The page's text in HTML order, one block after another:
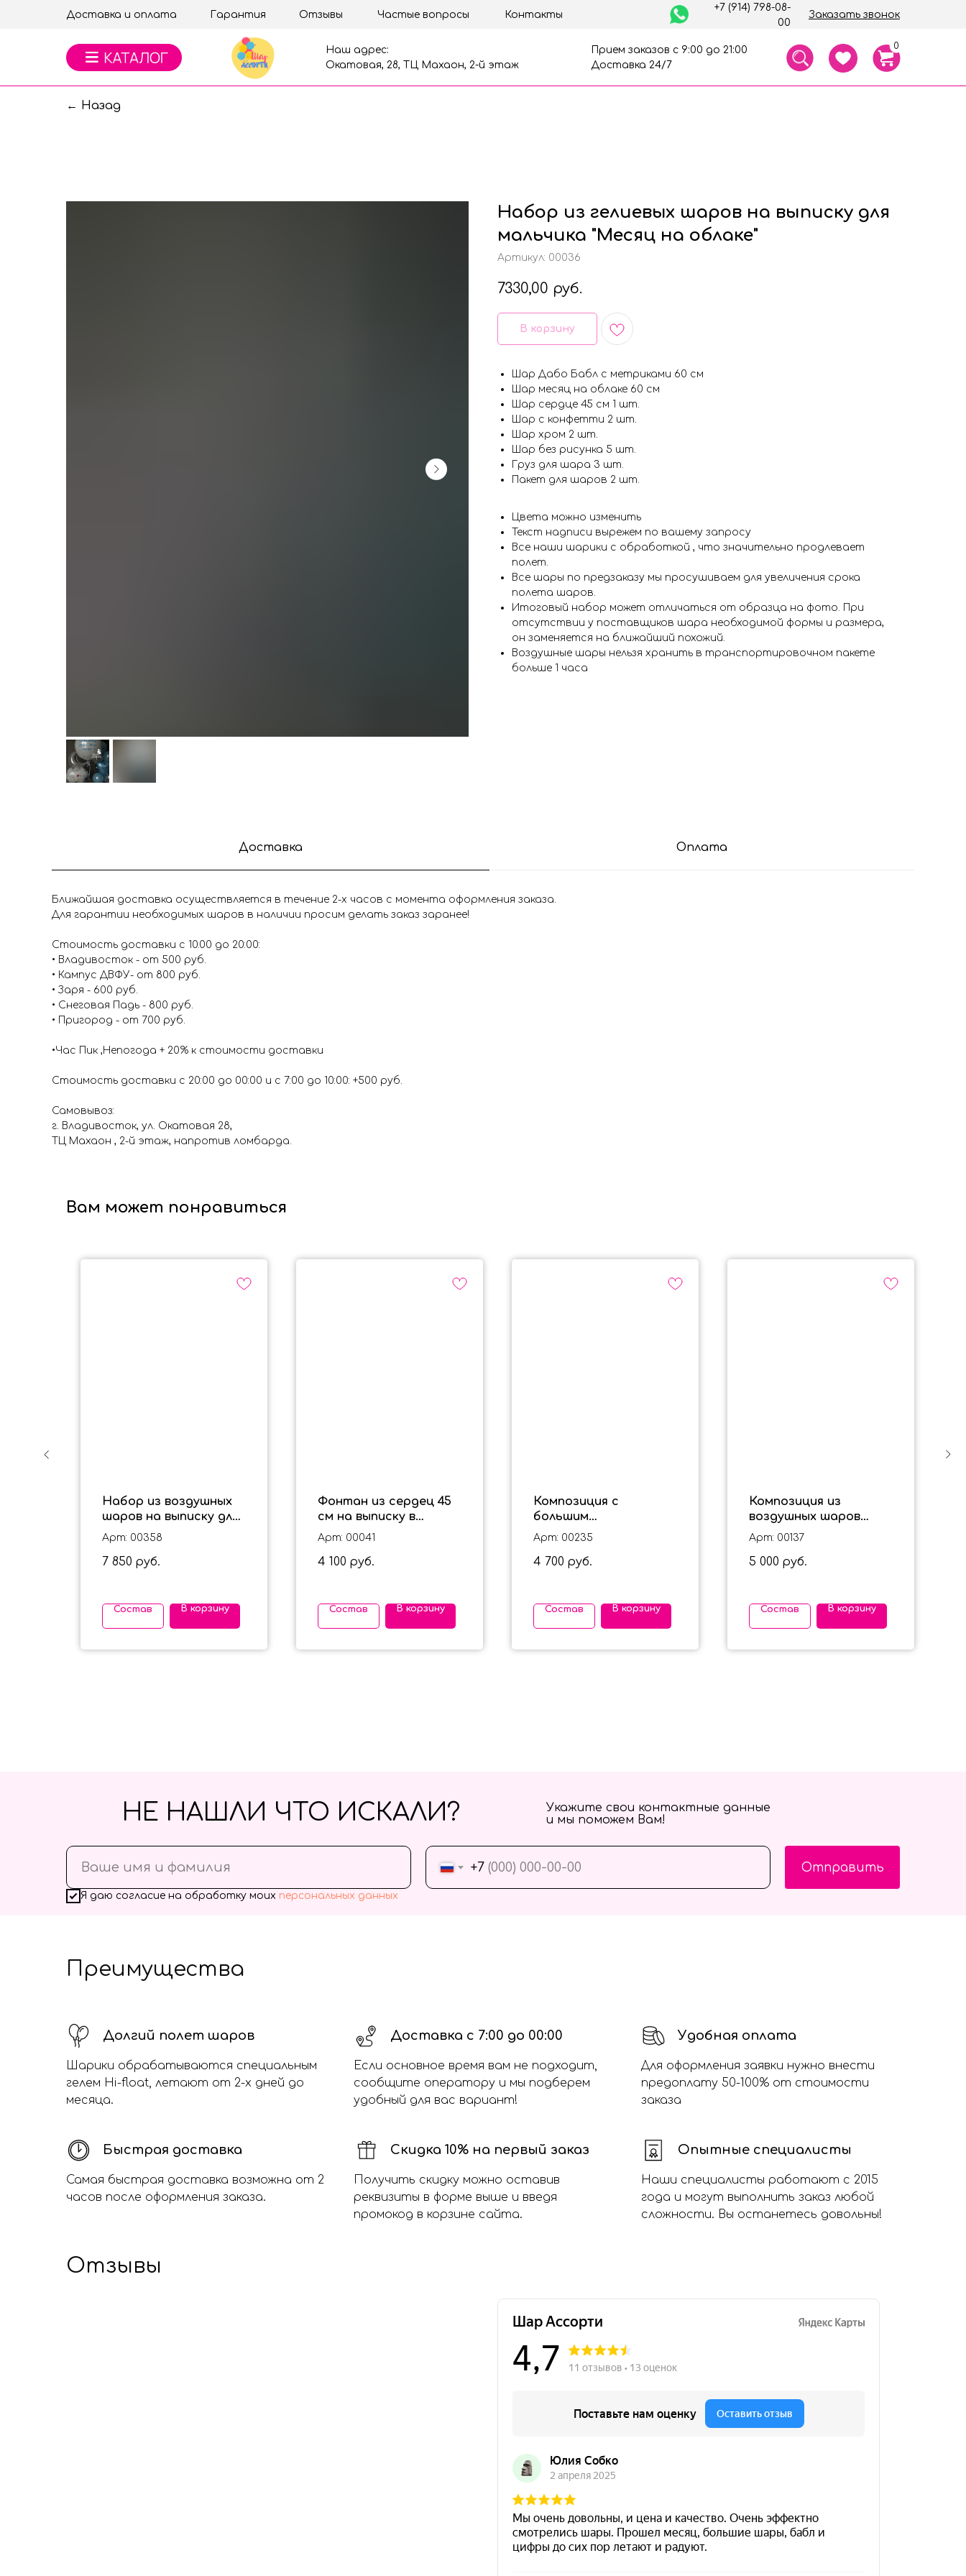
Заказать звонок
+7 (914) 798-08-
00
Доставка и оплата Гарантия Отзывы Частые вопросы Контакты
Прием заказов с 9:00 до 21:00
Доставка 24/7
Наш адрес:
Окатовая, 28, ТЦ Махаон, 2-й этаж
0
← Назад
Набор из гелиевых шаров на выписку для
мальчика "Месяц на облаке"
Артикул: 00036
7330,00 руб.
В корзину
Шар Дабо Бабл с метриками 60 см
Шар месяц на облаке 60 см
Шар сердце 45 см 1 шт.
Шар с конфетти 2 шт.
Шар хром 2 шт.
Шар без рисунка 5 шт.
Груз для шара 3 шт.
Пакет для шаров 2 шт.
Цвета можно изменить
Текст надписи вырежем по вашему запросу
Все наши шарики с обработкой , что значительно продлевает
полет.
Все шары по предзаказу мы просушиваем для увеличения срока
полета шаров.
Итоговый набор может отличаться от образца на фото. При
отсутствии у поставщиков шара необходимой формы и размера,
он заменяется на ближайший похожий.
Воздушные шары нельзя хранить в транспортировочном пакете
больше 1 часа
Доставка Оплата
Ближайшая доставка осуществляется в течение 2-х часов с момента оформления заказа.
Для гарантии необходимых шаров в наличии просим делать заказ заранее!
Стоимость доставки с 10.00 до 20:00:
• Владивосток - от 500 руб.
• Кампус ДВФУ- от 800 руб.
• Заря - 600 руб.
• Снеговая Падь - 800 руб.
• Пригород - от 700 руб.
•Час Пик ,Непогода + 20% к стоимости доставки
Стоимость доставки с 20:00 до 00:00 и с 7:00 до 10:00: +500 руб.
Самовывоз:
г. Владивосток, ул. Окатовая 28,
ТЦ Махаон , 2-й этаж, напротив ломбарда.
Вам может понравиться
Набор из воздушных
шаров на выписку для
девочки "Бантики и
шарики"
Арт: 00358
7 850 руб.
Состав В корзину
Фонтан из сердец 45
см на выписку в
розовом цвете для
девочки
Арт: 00041
4 100 руб.
Состав В корзину
Композиция с
большим
фольгированным
сердцем с надписью
на выписку для
Арт: 00235
4 700 руб.
Состав В корзину
Композиция из
воздушных шаров
"Пупс на радуге" на
выписку для мальчика
Арт: 00137
5 000 руб.
Состав В корзину
+7
Я даю согласие на обработку моих персональных данных
Отправить
НЕ НАШЛИ ЧТО ИСКАЛИ?
Укажите свои контактные данные
и мы поможем Вам!
Преимущества
Долгий полет шаров
Шарики обрабатываются специальным
гелем Hi-float, летают от 2-х дней до
месяца.
Доставка с 7:00 до 00:00
Если основное время вам не подходит,
сообщите оператору и мы подберем
удобный для вас вариант!
Удобная оплата
Для оформления заявки нужно внести
предоплату 50-100% от стоимости
заказа
Быстрая доставка
Самая быстрая доставка возможна от 2
часов после оформления заказа.
Скидка 10% на первый заказ
Получить скидку можно оставив
реквизиты в форме выше и введя
промокод в корзине сайта.
Опытные специалисты
Наши специалисты работают с 2015
года и могут выполнить заказ любой
сложности. Вы останетесь довольны!
Отзывы